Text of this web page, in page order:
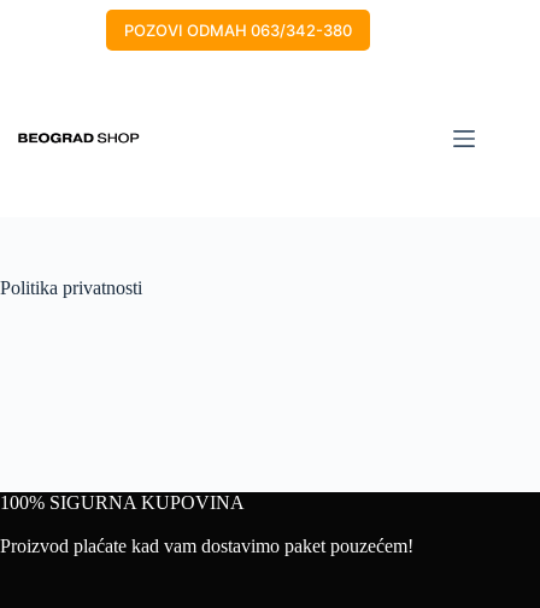
POZOVI ODMAH 063/342-380
Politika privatnosti
100% SIGURNA KUPOVINA
Proizvod plaćate kad vam dostavimo paket pouzećem!